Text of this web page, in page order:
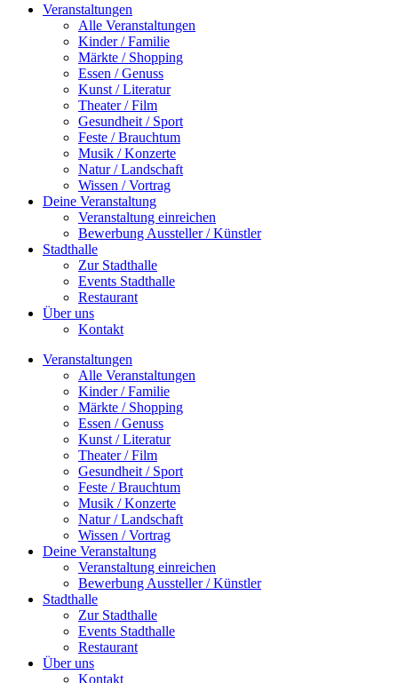
Veranstaltungen
Alle Veranstaltungen
Kinder / Familie
Märkte / Shopping
Essen / Genuss
Kunst / Literatur
Theater / Film
Gesundheit / Sport
Feste / Brauchtum
Musik / Konzerte
Natur / Landschaft
Wissen / Vortrag
Deine Veranstaltung
Veranstaltung einreichen
Bewerbung Aussteller / Künstler
Stadthalle
Zur Stadthalle
Events Stadthalle
Restaurant
Über uns
Kontakt
Veranstaltungen
Alle Veranstaltungen
Kinder / Familie
Märkte / Shopping
Essen / Genuss
Kunst / Literatur
Theater / Film
Gesundheit / Sport
Feste / Brauchtum
Musik / Konzerte
Natur / Landschaft
Wissen / Vortrag
Deine Veranstaltung
Veranstaltung einreichen
Bewerbung Aussteller / Künstler
Stadthalle
Zur Stadthalle
Events Stadthalle
Restaurant
Über uns
Kontakt